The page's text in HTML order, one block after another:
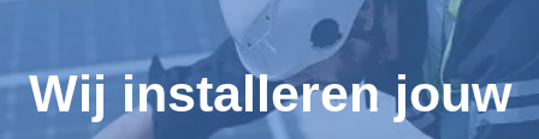
Wij installeren jouw